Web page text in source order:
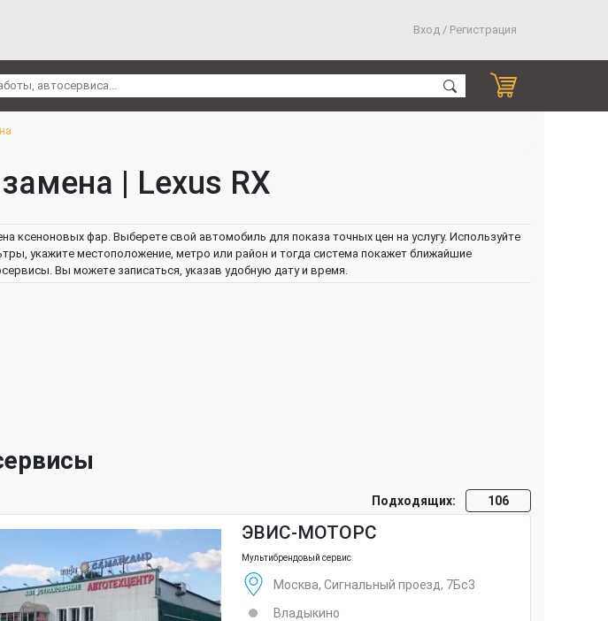
Вход / Регистрация
| Lexus RX
ксеноновых фар. Выберете свой автомобиль для показа точных цен на услугу. Используйте
укажите местоположение, метро или район и тогда система покажет ближайшие
Вы можете записаться, указав удобную дату и время.
Подходящих: 106
ЭВИС-МОТОРС
Мультибрендовый сервис
Москва, Сигнальный проезд, 7Бс3
Владыкино